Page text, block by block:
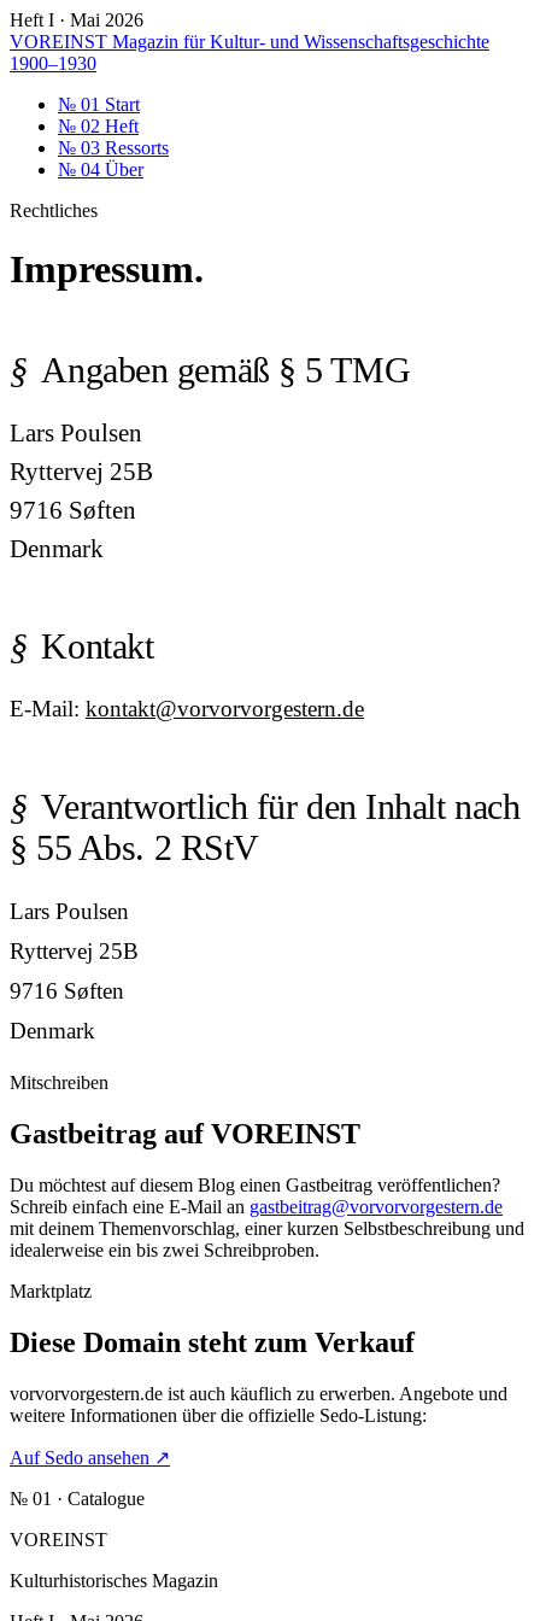
Heft I · Mai 2026
VOREINST Magazin für Kultur- und Wissenschaftsgeschichte
1900–1930
№ 01 Start
№ 02 Heft
№ 03 Ressorts
№ 04 Über
Rechtliches
Impressum.
Angaben gemäß § 5 TMG
Lars Poulsen
Ryttervej 25B
9716 Søften
Denmark
Kontakt
E-Mail: kontakt@vorvorvorgestern.de
Verantwortlich für den Inhalt nach
§ 55 Abs. 2 RStV
Lars Poulsen
Ryttervej 25B
9716 Søften
Denmark
Mitschreiben
Gastbeitrag auf VOREINST
Du möchtest auf diesem Blog einen Gastbeitrag veröffentlichen?
Schreib einfach eine E-Mail an gastbeitrag@vorvorvorgestern.de
mit deinem Themenvorschlag, einer kurzen Selbstbeschreibung und
idealerweise ein bis zwei Schreibproben.
Marktplatz
Diese Domain steht zum Verkauf
vorvorvorgestern.de ist auch käuflich zu erwerben. Angebote und
weitere Informationen über die offizielle Sedo-Listung:
Auf Sedo ansehen ↗
№ 01 · Catalogue
VOREINST
Kulturhistorisches Magazin